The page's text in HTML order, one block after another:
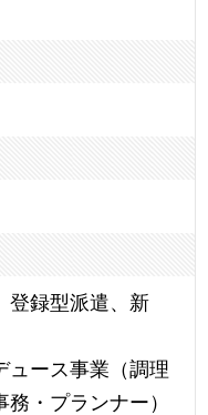
登録型派遣、新
ュース事業（調理
・プランナー）